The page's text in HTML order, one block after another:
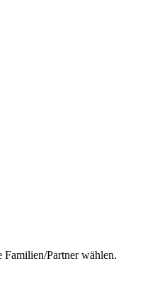
Partner wählen.